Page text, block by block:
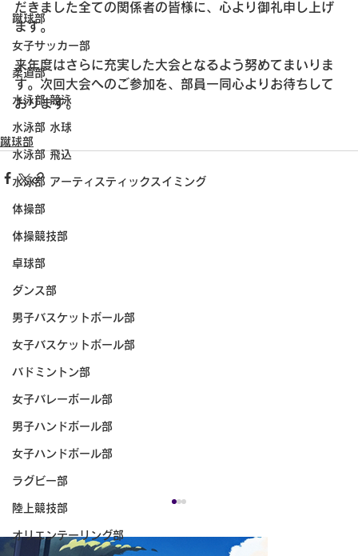
蹴球部
女子サッカー部
柔道部
水泳部 競泳
水泳部 水球
水泳部 飛込
水泳部 アーティスティックスイミング
体操部
体操競技部
卓球部
ダンス部
男子バスケットボール部
女子バスケットボール部
バドミントン部
女子バレーボール部
男子ハンドボール部
女子ハンドボール部
ラグビー部
陸上競技部
オリエンテーリング部
だきました全ての関係者の皆様に、心より御礼申し上げ
ます。
来年度はさらに充実した大会となるよう努めてまいりま
す。次回大会へのご参加を、部員一同心よりお待ちして
おります。
蹴球部